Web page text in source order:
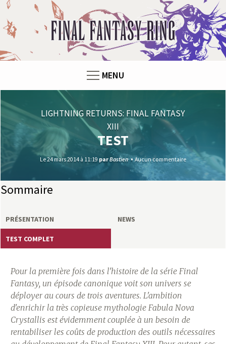
F
n
l
F
a
n
a
R
MENU
LIGHTNING RETURNS: FINAL FANTASY
XIII
TEST
Le 24 mars 2014 à 11:19 parBastien Aucun commentaire
Pour la première fois dans l'histoire de la série Final
Fantasy, un épisode canonique voit son univers se
déployer au cours de trois aventures. L'ambition
d'enrichir la très copieuse mythologie Fabula Nova
Crystallis est évidemment couplée à un besoin de
rentabiliser les coûts de production des outils nécessaires
Sommaire
PRÉSENTATION NEWS
TEST COMPLET